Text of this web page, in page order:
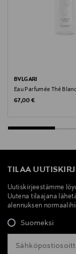
Digitaalinen osoite
https://
Parfum
BVLGARI
Eau Parfumée Thé
Original Price
67,00 €
TILAA
Uutiskirjeestämme
Uutena tilaajana
alennuksen
Suomeksi